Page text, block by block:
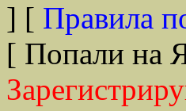
] [ Правила
[ Попали на